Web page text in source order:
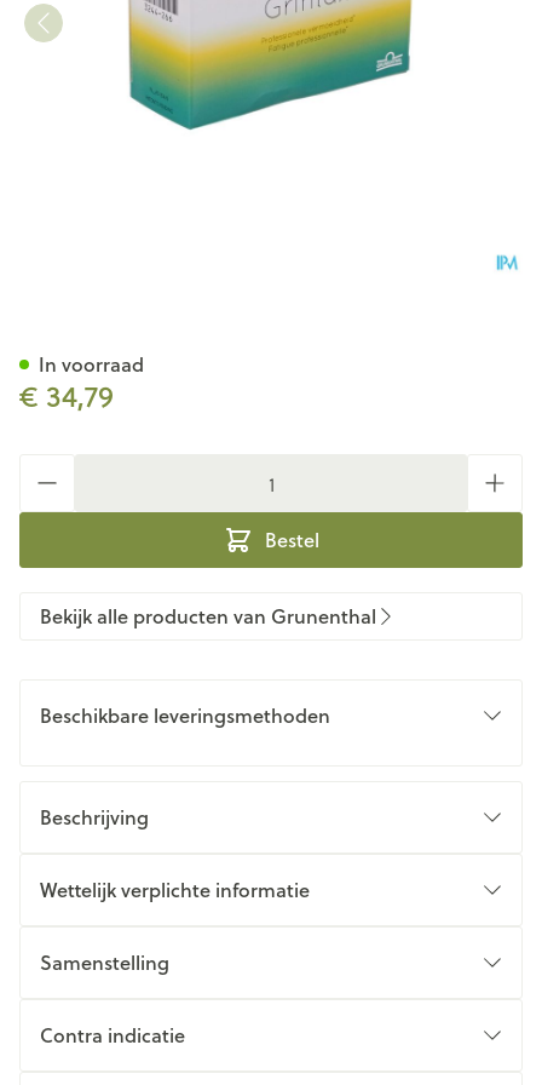
€ 34,79
Bestel
In voorraad
Bekijk alle producten van Grunenthal
Beschikbare leveringsmethoden
Beschrijving
Wettelijk verplichte informatie
Samenstelling
Contra indicatie